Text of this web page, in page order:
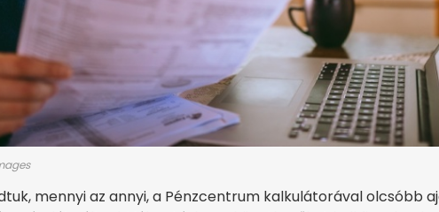
mennyi az annyi, a Pénzcentrum kalkulátorával olcsóbb